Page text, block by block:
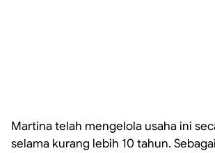
Martina telah mengelola usaha ini
selama kurang lebih 10 tahun.